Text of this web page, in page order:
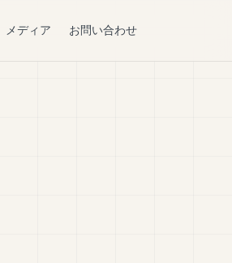
メディア お問い合わせ